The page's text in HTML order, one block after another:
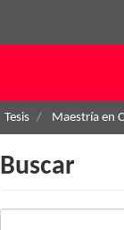
Tesis Maestría en
Buscar